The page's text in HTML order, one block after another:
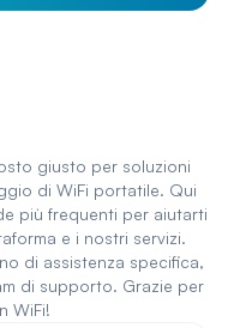
giusto per soluzioni
di WiFi portatile. Qui
più frequenti per aiutarti
e i nostri servizi.
di assistenza specifica,
di supporto. Grazie per
WiFi!